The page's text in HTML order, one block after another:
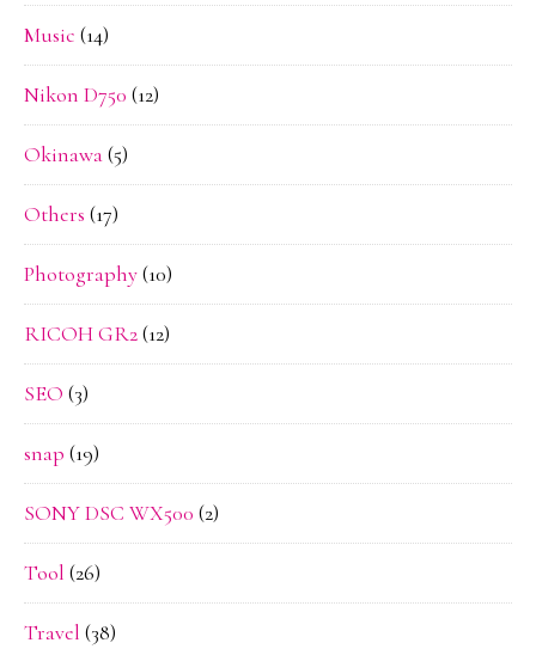
Music (14)
Nikon D750 (12)
Okinawa(5)
Others (17)
Photography(10)
RICOH GR2(12)
SEO (3)
snap (19)
SONY DSC WX500 (2)
Tool (26)
Travel (38)